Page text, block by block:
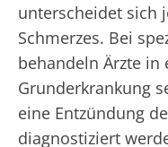
unterscheidet sich
Schmerzes. Bei
behandeln Ärzte in
Grunderkrankung
eine Entzündung
diagnostiziert